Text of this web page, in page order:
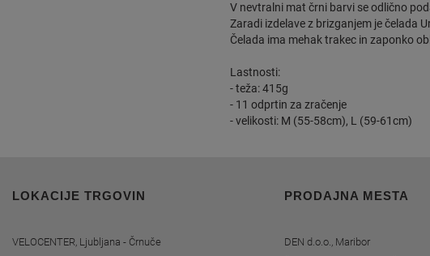
V nevtralni mat črni barvi se odlično
Zaradi izdelave z brizganjem je čelada
Čelada ima mehak trakec in zaponko
Lastnosti:
- teža: 415g
- 11 odprtin za zračenje
- velikosti: M (55-58cm), L (59-61cm)
LOKACIJE TRGOVIN
VELOCENTER, Ljubljana - Črnuče
PRODAJNA MESTA
DEN d.o.o., Maribor